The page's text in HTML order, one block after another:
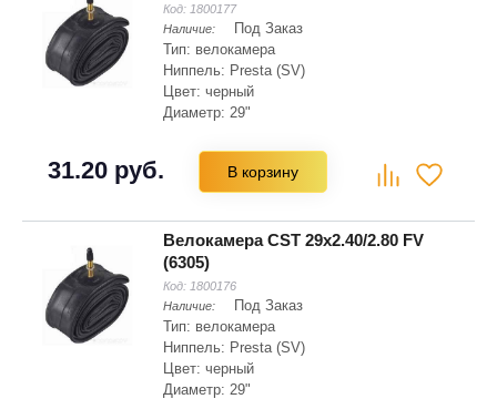
Код: 1800177
Наличие:
Под Заказ
Тип: велокамера
Ниппель: Presta (SV)
Цвет: черный
Диаметр: 29"
31.20 руб. В корзину
Велокамера CST 29x2.40/2.80 FV
(6305)
Код: 1800176
Наличие:
Под Заказ
Тип: велокамера
Ниппель: Presta (SV)
Цвет: черный
Диаметр: 29"